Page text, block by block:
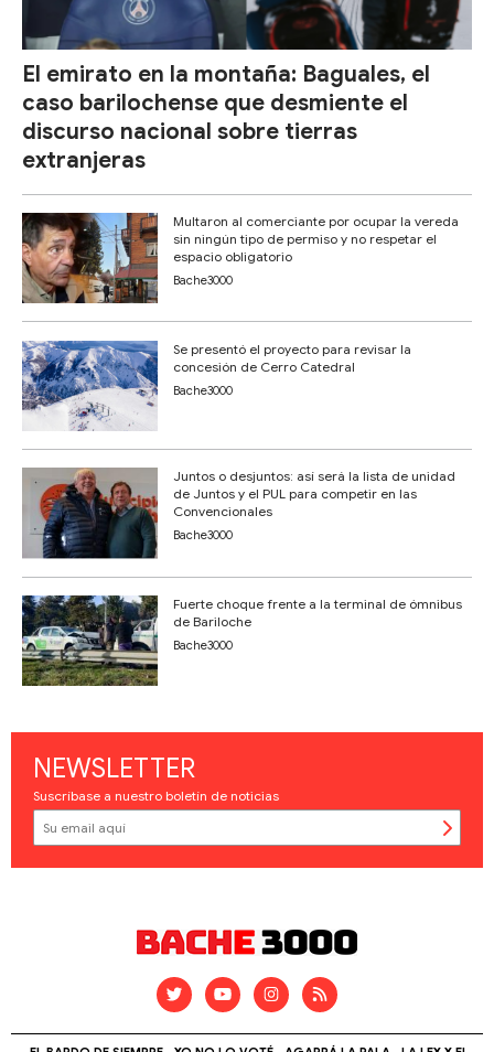
El emirato en la montaña: Baguales, el
caso barilochense que desmiente el
discurso nacional sobre tierras
extranjeras
Multaron al comerciante por ocupar la vereda
sin ningún tipo de permiso y no respetar el
espacio obligatorio
Bache3000
Se presentó el proyecto para revisar la
concesión de Cerro Catedral
Bache3000
Juntos o desjuntos: así será la lista de unidad
de Juntos y el PUL para competir en las
Convencionales
Bache3000
Fuerte choque frente a la terminal de ómnibus
de Bariloche
Bache3000
NEWSLETTER
Suscríbase a nuestro boletín de noticias